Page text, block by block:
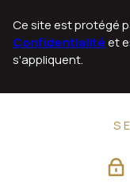
Ce site est protégé
Confidentialitéet
s'appliquent.